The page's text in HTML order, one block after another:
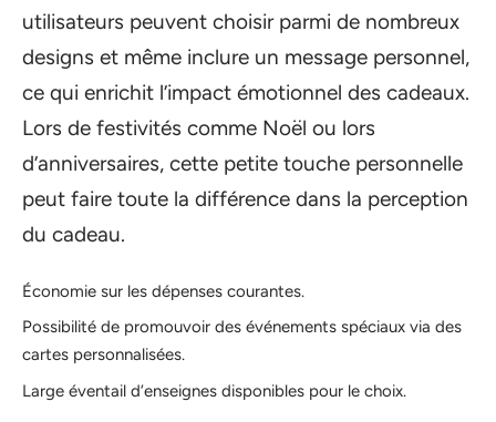
utilisateurs peuvent choisir parmi de nombreux
designs et même inclure un message personnel,
ce qui enrichit l’impact émotionnel des cadeaux.
Lors de festivités comme Noël ou lors
d’anniversaires, cette petite touche personnelle
peut faire toute la différence dans la perception
du cadeau.
Économie sur les dépenses courantes.
Possibilité de promouvoir des événements spéciaux via des
cartes personnalisées.
Large éventail d’enseignes disponibles pour le choix.